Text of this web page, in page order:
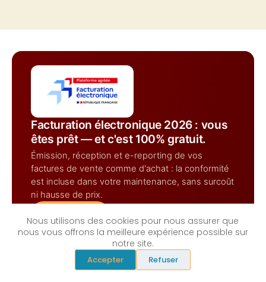
Nous utilisons des cookies pour nous assurer que
nous vous offrons la meilleure expérience possible sur
notre site.
Accepter Refuser
Facturation électronique 2026 : vous
êtes prêt — et c'est 100% gratuit.
Émission, réception et e-reporting de vos
factures de vente comme d'achat : la conformité
est incluse dans votre maintenance, sans surcoût
ni hausse de prix.